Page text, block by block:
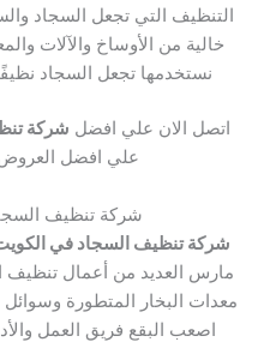
التنظيف التي تجعل السجاد
خالية من الأوساخ والآلات
نستخدمها تجعل السجاد
اتصل الان علي افضل شركة
علي افضل
شركة تنظيف
شركة تنظيف السجاد في
مارس العديد من أعمال تنظيف
معدات البخار المتطورة وسوائل
اصعب البقع فريق العمل